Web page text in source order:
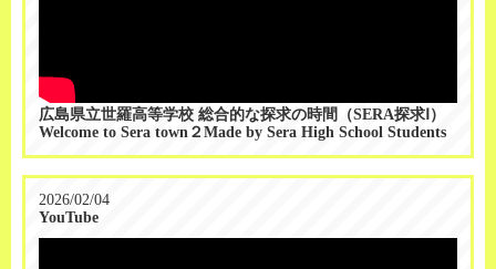
広島県立世羅高等学校 総合的な探求の時間（SERA探求Ⅰ）
Welcome to Sera town２Made by Sera High School Students
2026/02/04
YouTube